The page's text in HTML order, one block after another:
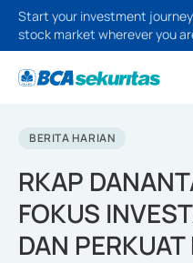
Start your investment
stock market wherever you
BERITA HARIAN
RKAP
FOKUS
DAN